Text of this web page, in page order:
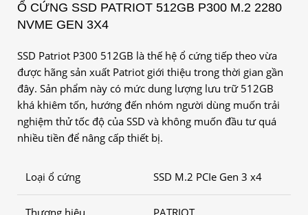
Ổ CỨNG SSD PATRIOT 512GB P300 M.2 2280
NVME GEN 3X4
SSD Patriot P300 512GB là thế hệ ổ cứng tiếp theo vừa
được hãng sản xuất Patriot giới thiệu trong thời gian gần
đây. Sản phẩm này có mức dung lượng lưu trữ 512GB
khá khiêm tốn, hướng đến nhóm người dùng muốn trải
nghiệm thử tốc độ của SSD và không muốn đầu tư quá
nhiều tiền để nâng cấp thiết bị.
Loại ổ cứng SSD M.2 PCIe Gen 3 x4